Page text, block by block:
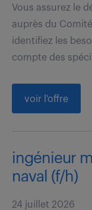
Vous assurez le
auprès du
identifiez les
compte des
voir l'offre
ingénieur
naval (f/h)
24 juillet 2026